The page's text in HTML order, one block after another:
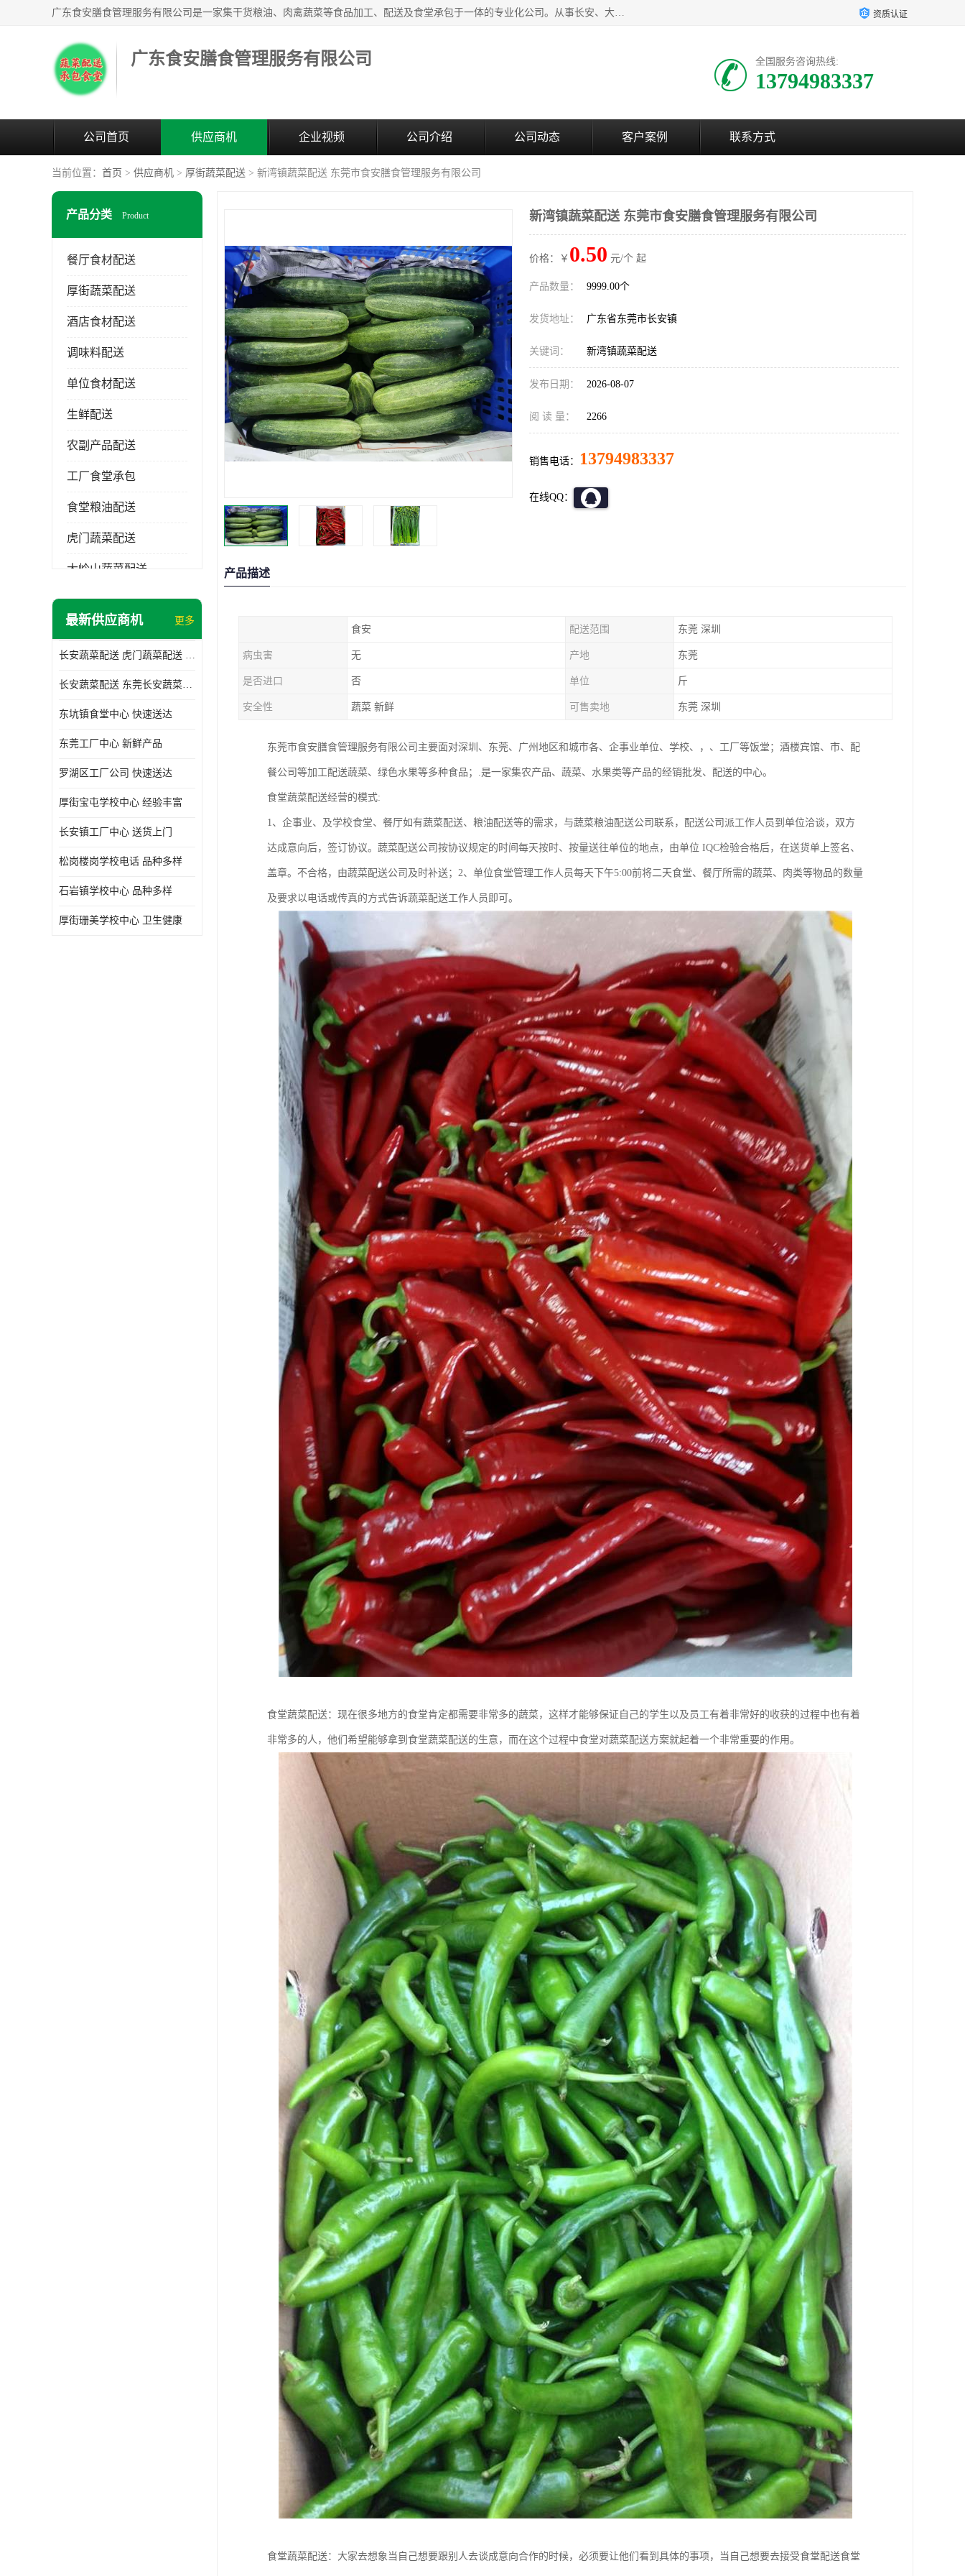
广东食安膳食管理服务有限公司是一家集干货粮油、肉禽蔬菜等食品加工、配送及食堂承包于一体的专业化公司。从事长安、大朗、大岭山、厚街、虎门等地区的蔬菜配送服务。 专业的服务队伍，以及完善的服务机制，经过多年的努力拼搏，赢得了广大客户的信赖和支持。 资质认证
广东食安膳食管理服务有限公司 全国服务咨询热线:
13794983337
公司首页 供应商机 企业视频 公司介绍 公司动态 客户案例 联系方式
当前位置： 首页 > 供应商机 > 厚街蔬菜配送 > 新湾镇蔬菜配送 东莞市食安膳食管理服务有限公司
产品分类 Product
餐厅食材配送
厚街蔬菜配送
酒店食材配送
调味料配送
单位食材配送
生鲜配送
农副产品配送
工厂食堂承包
食堂粮油配送
虎门蔬菜配送
大岭山蔬菜配送
长安蔬菜配送
最新供应商机 更多
长安蔬菜配送 虎门蔬菜配送 厚街蔬菜配送 大朗蔬菜配送
长安蔬菜配送 东莞长安蔬菜配送哪家好
东坑镇食堂中心 快速送达
东莞工厂中心 新鲜产品
罗湖区工厂公司 快速送达
厚街宝屯学校中心 经验丰富
长安镇工厂中心 送货上门
松岗楼岗学校电话 品种多样
石岩镇学校中心 品种多样
厚街珊美学校中心 卫生健康
新湾镇蔬菜配送 东莞市食安膳食管理服务有限公司
价格：￥ 0.50 元/个 起
产品数量： 9999.00个
发货地址： 广东省东莞市长安镇
关键词： 新湾镇蔬菜配送
发布日期： 2026-08-07
阅 读 量： 2266
销售电话： 13794983337
在线QQ：
产品描述
食安 配送范围 东莞 深圳
病虫害 无 产地 东莞
是否进口 否 单位 斤
安全性 蔬菜 新鲜 可售卖地 东莞 深圳
东莞市食安膳食管理服务有限公司主要面对深圳、东莞、广州地区和城市各、企事业单位、学校、，、工厂等饭堂；酒楼宾馆、市、配
餐公司等加工配送蔬菜、绿色水果等多种食品；.是一家集农产品、蔬菜、水果类等产品的经销批发、配送的中心。
食堂蔬菜配送经营的模式:
1、企事业、及学校食堂、餐厅如有蔬菜配送、粮油配送等的需求，与蔬菜粮油配送公司联系，配送公司派工作人员到单位洽谈，双方
达成意向后，签订协议。蔬菜配送公司按协议规定的时间每天按时、按量送往单位的地点，由单位 IQC检验合格后，在送货单上签名、
盖章。不合格，由蔬菜配送公司及时补送；2、单位食堂管理工作人员每天下午5:00前将二天食堂、餐厅所需的蔬菜、肉类等物品的数量
及要求以电话或传真的方式告诉蔬菜配送工作人员即可。
食堂蔬菜配送：现在很多地方的食堂肯定都需要非常多的蔬菜，这样才能够保证自己的学生以及员工有着非常好的收获的过程中也有着
非常多的人，他们希望能够拿到食堂蔬菜配送的生意，而在这个过程中食堂对蔬菜配送方案就起着一个非常重要的作用。
食堂蔬菜配送：大家去想象当自己想要跟别人去谈成意向合作的时候，必须要让他们看到具体的事项，当自己想要去接受食堂配送食堂